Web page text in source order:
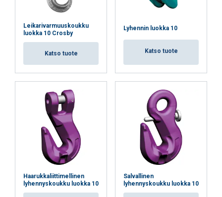
Leikarivarmuuskoukku
luokka 10 Crosby
Katso tuote
Lyhennin luokka 10
Katso tuote
Haarukkaliittimellinen
lyhennyskoukku luokka 10
Salvallinen
lyhennyskoukku luokka 10
HYLKÄÄ KAIKKI